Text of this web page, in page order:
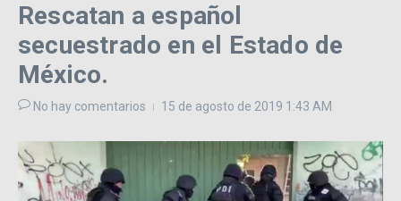
Rescatan a español
secuestrado en el Estado de
México.
No hay comentarios 15 de agosto de 2019 1:43 AM